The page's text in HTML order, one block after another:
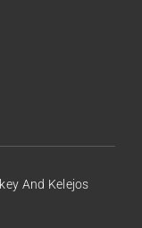
And Kelejos